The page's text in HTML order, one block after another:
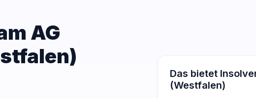
AG
Das bietet
(Westfalen)